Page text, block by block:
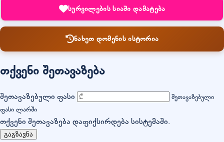
სურვილების სიაში დამატება
ნახეთ დომენის ისტორია
თქვენი შეთავაზება
შეთავაზებული ფასი
შეთავაზებული
ფასი ლარში
თქვენი შეთავაზება დაფიქსირდება სისტემაში.
გაგზავნა